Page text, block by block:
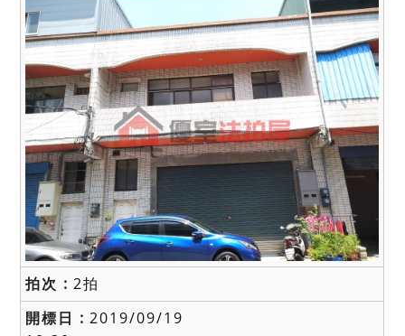
2拍
2019/09/19